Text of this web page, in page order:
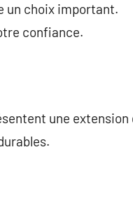
un choix important.
confiance.
une extension